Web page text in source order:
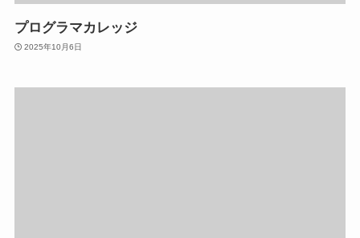
プログラマカレッジ
2025年10月6日